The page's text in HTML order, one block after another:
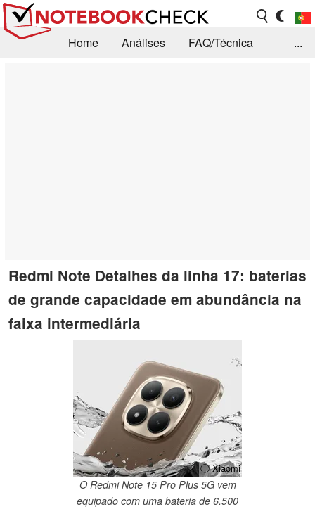
Home Análises
FAQ/Técnica
...
Redmi Note Detalhes da linha 17: baterias
de grande capacidade em abundância na
faixa intermediária
ⓘ Xiaomi
O Redmi Note 15 Pro Plus 5G vem
equipado com uma bateria de 6.500